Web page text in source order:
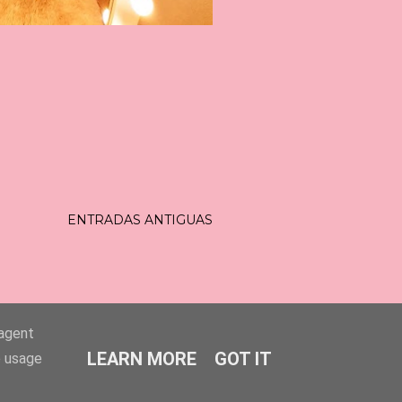
ENTRADAS ANTIGUAS
LEARN MORE GOT IT